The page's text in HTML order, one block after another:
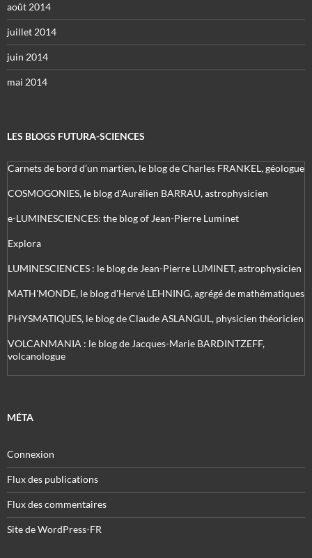
août 2014
juillet 2014
juin 2014
mai 2014
LES BLOGS FUTURA-SCIENCES
Carnets de bord d’un martien, le blog de Charles FRANKEL, géologue
COSMOGONIES, le blog d'Aurélien BARRAU, astrophysicien
e-LUMINESCIENCES: the blog of Jean-Pierre Luminet
Explora
LUMINESCIENCES : le blog de Jean-Pierre LUMINET, astrophysicien
MATH'MONDE, le blog d'Hervé LEHNING, agrégé de mathématiques
PHYSMATIQUES, le blog de Claude ASLANGUL, physicien théoricien
VOLCANMANIA : le blog de Jacques-Marie BARDINTZEFF,
volcanologue
MÉTA
Connexion
Flux des publications
Flux des commentaires
Site de WordPress-FR